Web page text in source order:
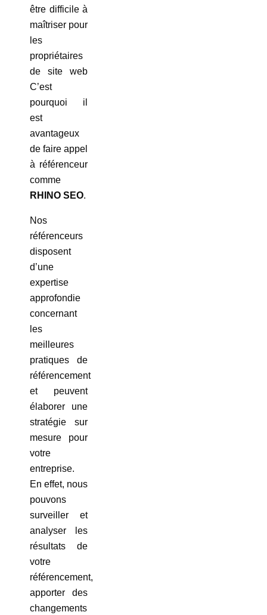
être difficile à
maîtriser pour
les
propriétaires
de site web
C’est
pourquoi il
est
avantageux
de faire appel
à référenceur
comme
RHINO SEO.
Nos
référenceurs
disposent
d’une
expertise
approfondie
concernant
les
meilleures
pratiques de
référencement
et peuvent
élaborer une
stratégie sur
mesure pour
votre
entreprise.
En effet, nous
pouvons
surveiller et
analyser les
résultats de
votre
référencement,
apporter des
changements